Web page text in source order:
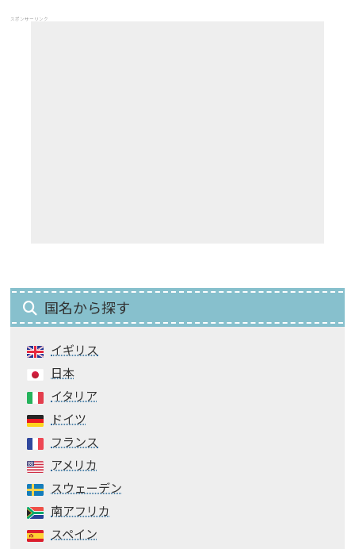
スポンサーリンク
国名から探す
イギリス
日本
イタリア
ドイツ
フランス
アメリカ
スウェーデン
南アフリカ
スペイン